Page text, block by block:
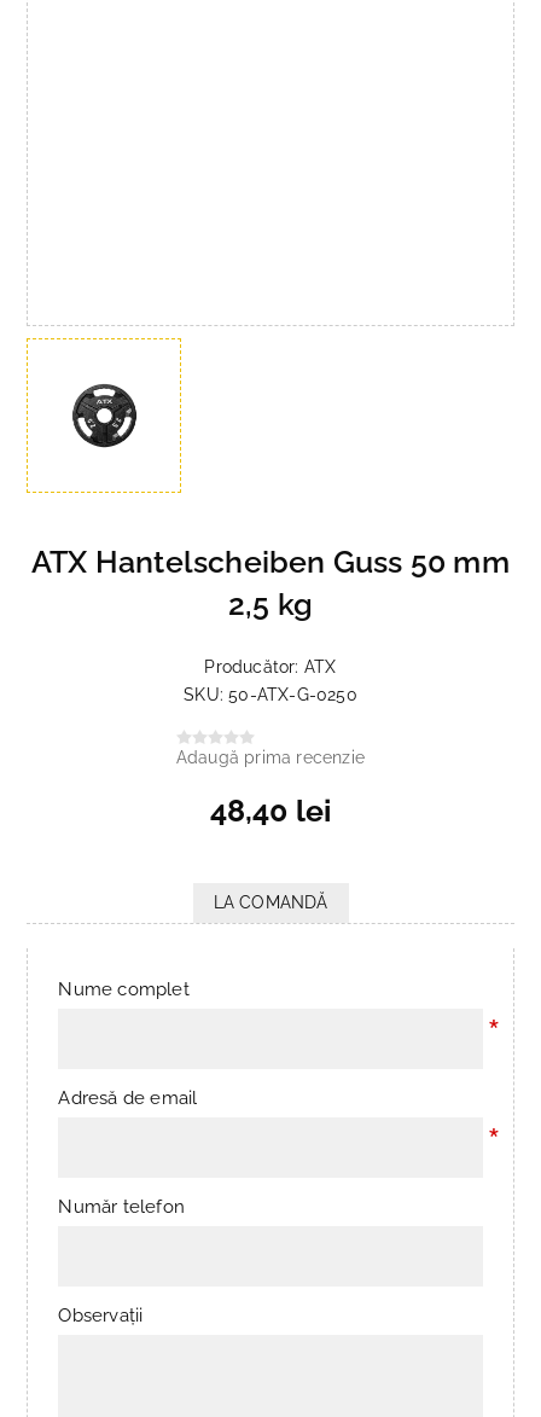
ATX Hantelscheiben Guss 50 mm
2,5 kg
Producător: ATX
SKU: 50-ATX-G-0250
Adaugă prima recenzie
48,40 lei
LA COMANDĂ
Nume complet
*
Adresă de email
*
Număr telefon
Observații